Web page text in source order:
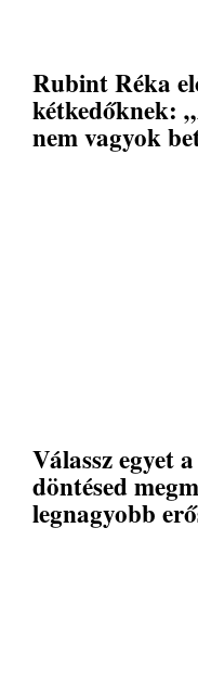
Rubint Réka
kétkedőknek:
nem vagyok
Válassz egyet
döntésed
legnagyobb